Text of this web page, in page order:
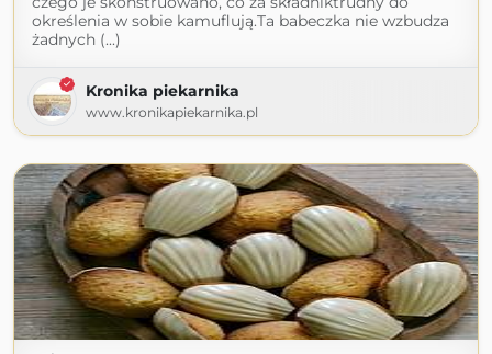
określenia w sobie kamuflują.Ta babeczka nie wzbudza
żadnych (...)
Kronika piekarnika
www.kronikapiekarnika.pl